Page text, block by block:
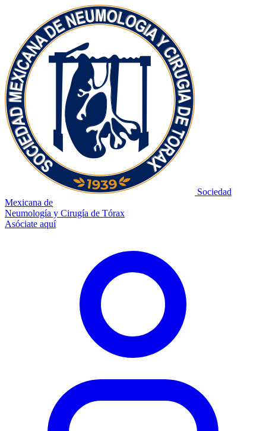
Sociedad
Mexicana de
Neumología y Cirugía de Tórax
Asóciate aquí